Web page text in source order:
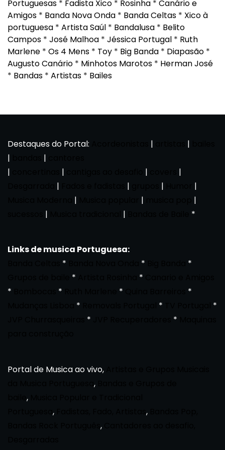
Portuguesas * Fadista Xico * Rosinha * Canário e
Amigos * Banda Nova Onda * Banda Celtas * Xico à
portuguesa * Artista Saúl * Bandalusa * Belito
Campos * José Malhoa * Jéssica Portugal * Ruth
Marlene * Os 4 Mens * Toy * Big Banda * Diapasão *
Augusto Canário * Minhotos Marotos * Herman José
* Bandas * Artistas * Bailes
Destaques do Portal: | |
|
|
|
| |
|
| | |
|
| |
|
| | *
Links de musica Portuguesa:
* *
*
* *
*
* *
*
* *
*
* *
Portal de Musica ao vivo,
,
,
, ,
,